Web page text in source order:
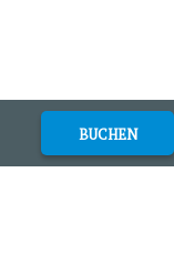
BUCHEN